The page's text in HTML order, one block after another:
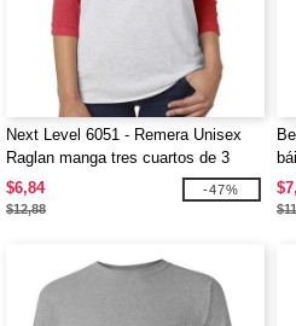
Next Level 6051 - Remera Unisex
Raglan manga tres cuartos de 3
telas
$6,84
$12,88
-47%